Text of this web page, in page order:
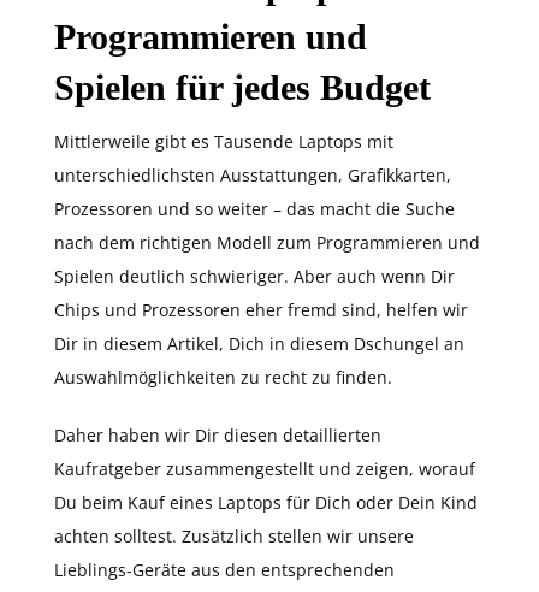
Programmieren und
Spielen für jedes Budget
Mittlerweile gibt es Tausende Laptops mit
unterschiedlichsten Ausstattungen, Grafikkarten,
Prozessoren und so weiter – das macht die Suche
nach dem richtigen Modell zum Programmieren und
Spielen deutlich schwieriger. Aber auch wenn Dir
Chips und Prozessoren eher fremd sind, helfen wir
Dir in diesem Artikel, Dich in diesem Dschungel an
Auswahlmöglichkeiten zu recht zu finden.
Daher haben wir Dir diesen detaillierten
Kaufratgeber zusammengestellt und zeigen, worauf
Du beim Kauf eines Laptops für Dich oder Dein Kind
achten solltest. Zusätzlich stellen wir unsere
Lieblings-Geräte aus den entsprechenden